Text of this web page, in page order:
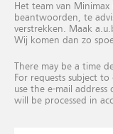
Het team van
beantwoorden, te
verstrekken. Maak
Wij komen dan zo
There may be a time
For requests subject
use the e-mail
will be processed in